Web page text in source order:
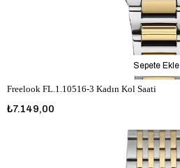
Freelook FL.1.10516-3 Kadın Kol Saati
₺7.149,00
Sepete Ekle